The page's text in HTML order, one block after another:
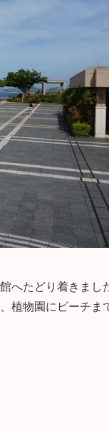
へたどり着きまし
植物園にビーチ